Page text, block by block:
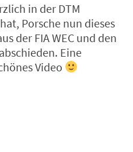
in der DTM
Porsche nun dieses
der FIA WEC und den
Eine
Video